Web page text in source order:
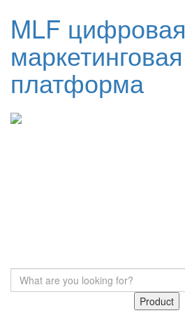
MLF цифровая
маркетинговая
платформа
Product